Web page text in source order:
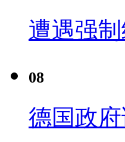
遭遇强
08
德国政